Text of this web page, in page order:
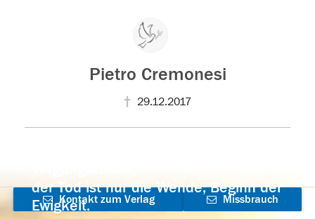
Pietro Cremonesi
29.12.2017
der Tod ist nur die Wende, Beginn der
Ewigkeit.
Kontakt zum Verlag
Missbrauch